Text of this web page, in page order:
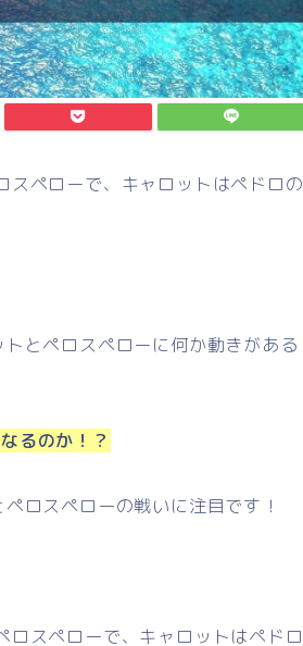
スペローで、キャロットはペドロの
とペロスペローに何か動きがある
るのか！？
ロスペローの戦いに注目です！
ロスペローで、キャロットはペドロ